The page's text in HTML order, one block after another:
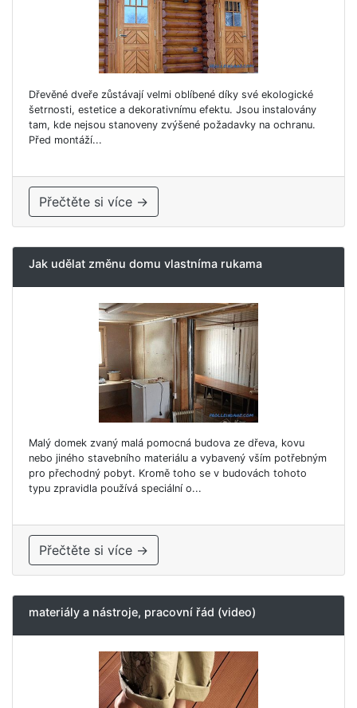
Dřevěné dveře zůstávají velmi oblíbené díky své ekologické
šetrnosti, estetice a dekorativnímu efektu. Jsou instalovány
tam, kde nejsou stanoveny zvýšené požadavky na ochranu.
Před montáží...
Přečtěte si více →
Jak udělat změnu domu vlastníma rukama
Malý domek zvaný malá pomocná budova ze dřeva, kovu
nebo jiného stavebního materiálu a vybavený vším potřebným
pro přechodný pobyt. Kromě toho se v budovách tohoto
typu zpravidla používá speciální o...
Přečtěte si více →
materiály a nástroje, pracovní řád (video)